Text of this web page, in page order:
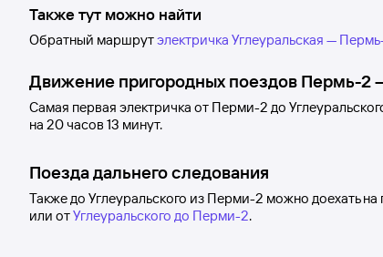
Также тут можно найти
Обратный маршрутэлектричка Углеуральская —
Движение пригородных поездов Пермь-2
Самая первая электричка от Перми-2 до
на 20часов 13 минут.
Поезда дальнего следования
Также до Углеуральского из Перми-2 можно доехать
или отУглеуральского до Перми-2.